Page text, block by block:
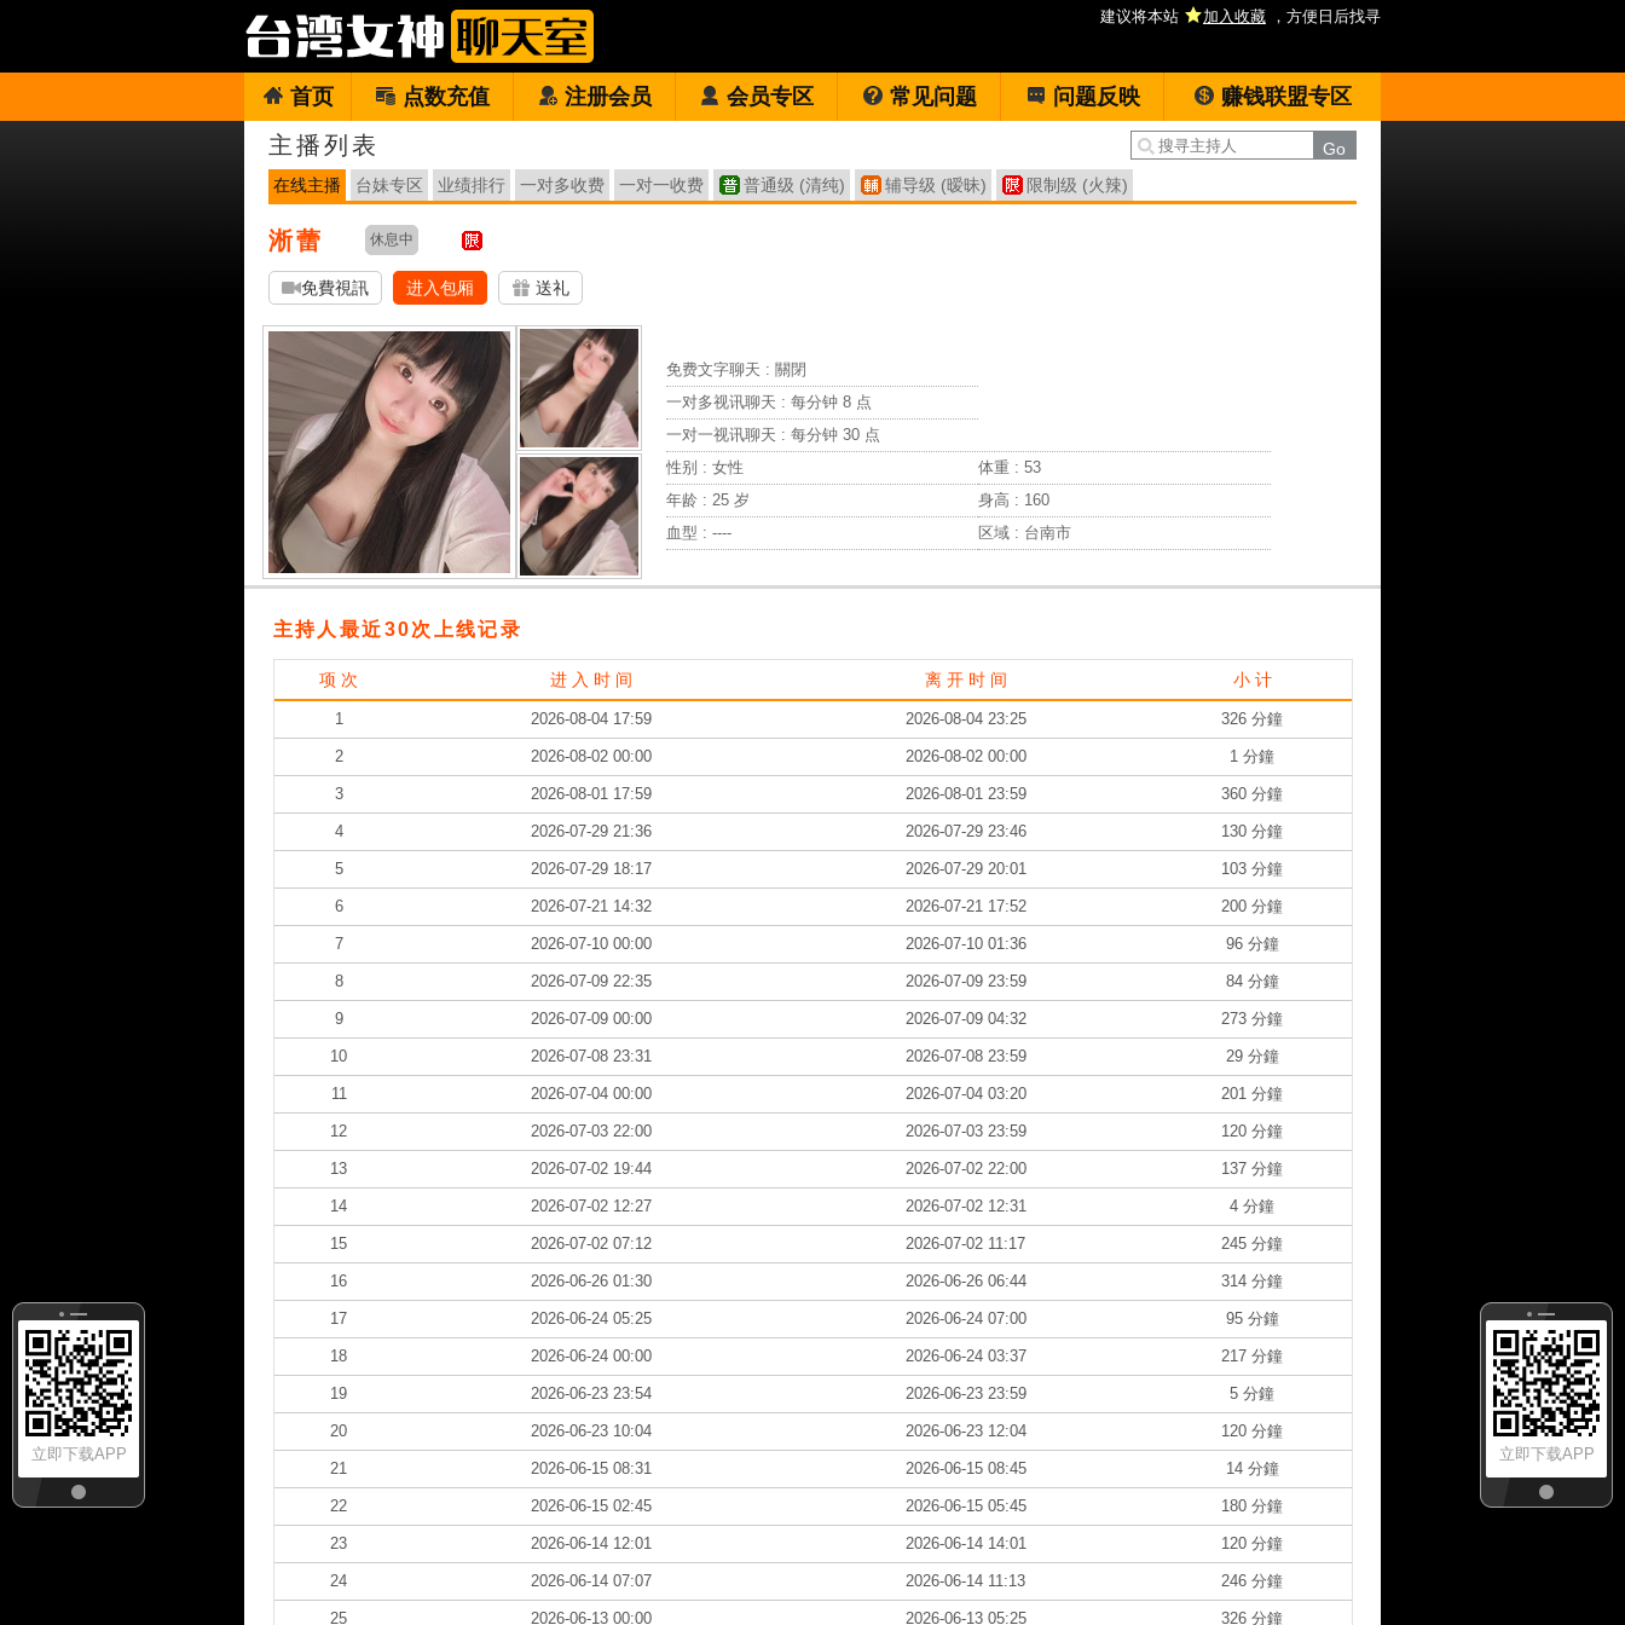
建议将本站 加入收藏 ，方便日后找寻
首页 点数充值 注册会员 会员专区 常见问题 问题反映 赚钱联盟专区
立即下载APP
立即下载APP
主播列表
在线主播 台妹专区 业绩排行 一对多收费 一对一收费 普通级 (清纯) 辅导级 (暧昧) 限制级 (火辣)
淅蕾 休息中
免費視訊 进入包厢 送礼
免费文字聊天 : 關閉
一对多视讯聊天 : 每分钟 8 点
一对一视讯聊天 : 每分钟 30 点
性别 : 女性
体重 : 53
年龄 : 25 岁
身高 : 160
血型 : ----
区域 : 台南市
主持人最近30次上线记录
项 次 进 入 时 间 离 开 时 间 小 计
1 2026-08-04 17:59 2026-08-04 23:25 326 分鐘
2 2026-08-02 00:00 2026-08-02 00:00 1 分鐘
3 2026-08-01 17:59 2026-08-01 23:59 360 分鐘
4 2026-07-29 21:36 2026-07-29 23:46 130 分鐘
5 2026-07-29 18:17 2026-07-29 20:01 103 分鐘
6 2026-07-21 14:32 2026-07-21 17:52 200 分鐘
7 2026-07-10 00:00 2026-07-10 01:36 96 分鐘
8 2026-07-09 22:35 2026-07-09 23:59 84 分鐘
9 2026-07-09 00:00 2026-07-09 04:32 273 分鐘
10 2026-07-08 23:31 2026-07-08 23:59 29 分鐘
11 2026-07-04 00:00 2026-07-04 03:20 201 分鐘
12 2026-07-03 22:00 2026-07-03 23:59 120 分鐘
13 2026-07-02 19:44 2026-07-02 22:00 137 分鐘
14 2026-07-02 12:27 2026-07-02 12:31 4 分鐘
15 2026-07-02 07:12 2026-07-02 11:17 245 分鐘
16 2026-06-26 01:30 2026-06-26 06:44 314 分鐘
17 2026-06-24 05:25 2026-06-24 07:00 95 分鐘
18 2026-06-24 00:00 2026-06-24 03:37 217 分鐘
19 2026-06-23 23:54 2026-06-23 23:59 5 分鐘
20 2026-06-23 10:04 2026-06-23 12:04 120 分鐘
21 2026-06-15 08:31 2026-06-15 08:45 14 分鐘
22 2026-06-15 02:45 2026-06-15 05:45 180 分鐘
23 2026-06-14 12:01 2026-06-14 14:01 120 分鐘
24 2026-06-14 07:07 2026-06-14 11:13 246 分鐘
25 2026-06-13 00:00 2026-06-13 05:25 326 分鐘